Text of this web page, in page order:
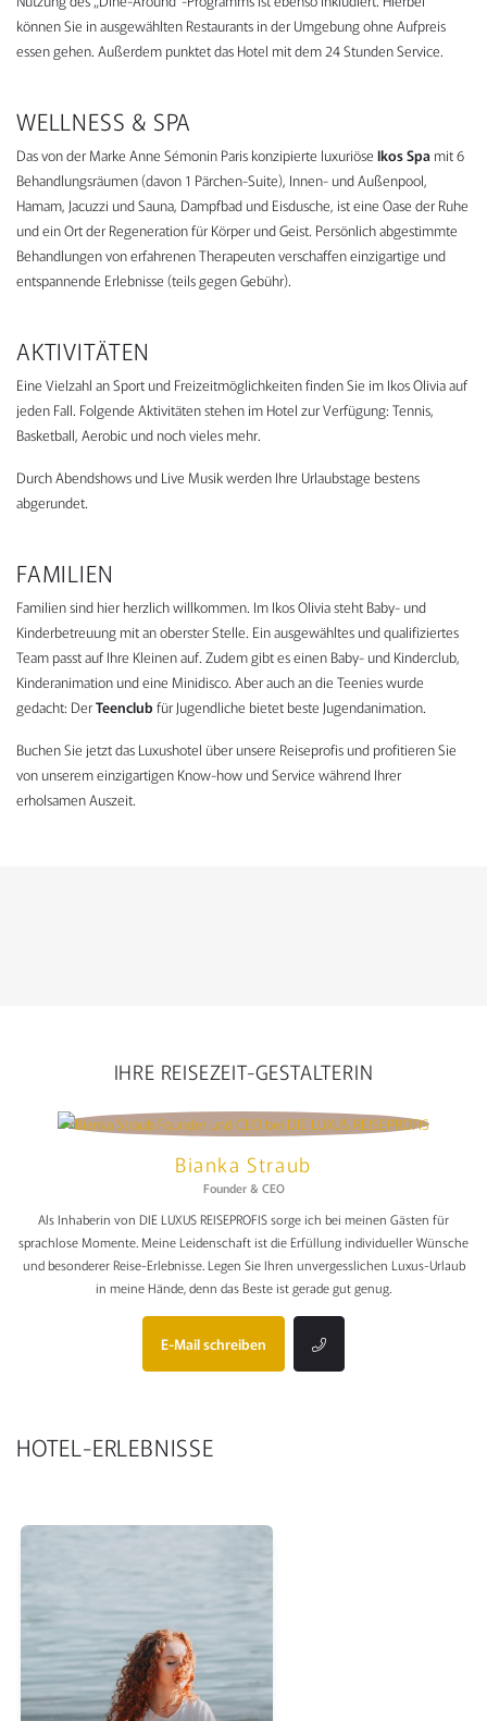
können Sie in ausgewählten Restaurants in der Umgebung ohne Aufpreis
essen gehen. Außerdem punktet das Hotel mit dem 24 Stunden Service.
WELLNESS & SPA
Das von der Marke Anne Sémonin Paris konzipierte luxuriöse Ikos Spa mit 6
Behandlungsräumen (davon 1 Pärchen-Suite), Innen- und Außenpool,
Hamam, Jacuzzi und Sauna, Dampfbad und Eisdusche, ist eine Oase der Ruhe
und ein Ort der Regeneration für Körper und Geist. Persönlich abgestimmte
Behandlungen von erfahrenen Therapeuten verschaffen einzigartige und
entspannende Erlebnisse (teils gegen Gebühr).
AKTIVITÄTEN
Eine Vielzahl an Sport und Freizeitmöglichkeiten finden Sie im Ikos Olivia auf
jeden Fall. Folgende Aktivitäten stehen im Hotel zur Verfügung: Tennis,
Basketball, Aerobic und noch vieles mehr.
Durch Abendshows und Live Musik werden Ihre Urlaubstage bestens
abgerundet.
FAMILIEN
Familien sind hier herzlich willkommen. Im Ikos Olivia steht Baby- und
Kinderbetreuung mit an oberster Stelle. Ein ausgewähltes und qualifiziertes
Team passt auf Ihre Kleinen auf. Zudem gibt es einen Baby- und Kinderclub,
Kinderanimation und eine Minidisco. Aber auch an die Teenies wurde
gedacht: DerTeenclub für Jugendliche bietet beste Jugendanimation.
Buchen Sie jetzt das Luxushotel über unsere Reiseprofis und profitieren Sie
von unserem einzigartigen Know-how und Service während Ihrer
erholsamen Auszeit.
IHRE REISEZEIT-GESTALTERIN
Bianka Straub
Founder & CEO
Als Inhaberin von DIE LUXUS REISEPROFIS sorge ich bei meinen Gästen für
sprachlose Momente. Meine Leidenschaft ist die Erfüllung individueller Wünsche
und besonderer Reise-Erlebnisse. Legen Sie Ihren unvergesslichen Luxus-Urlaub
in meine Hände, denn das Beste ist gerade gut genug.
E-Mail schreiben
HOTEL-ERLEBNISSE